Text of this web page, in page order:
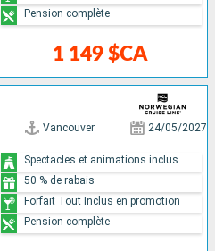
1 149 $CA
Pension complète
Vancouver 24/05/2027
Spectacles et animations inclus
50 % de rabais
Forfait Tout Inclus en promotion
Pension complète